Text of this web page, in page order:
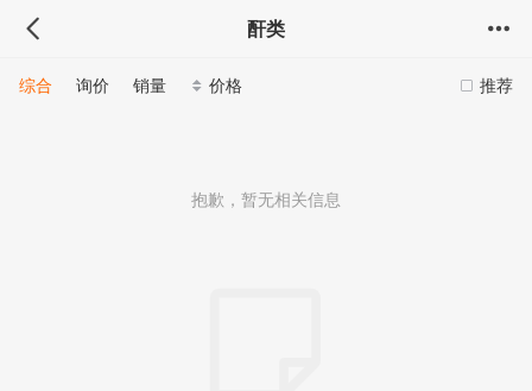
酐类
推荐
综合 询价 销量 价格
抱歉，暂无相关信息